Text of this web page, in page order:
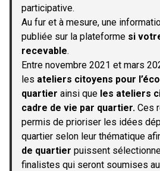
participative.
Au fur et à mesure, une
publiée sur la plateforme si
recevable.
Entre novembre 2021 et mars
les ateliers citoyens pour
quartier ainsi que les ateliers
cadre de vie par quartier. Ces
permis de prioriser les idées
quartier selon leur thématique
de quartier puissent
finalistes qui seront soumises